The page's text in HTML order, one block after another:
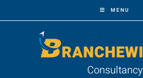
MENU
Consultancy